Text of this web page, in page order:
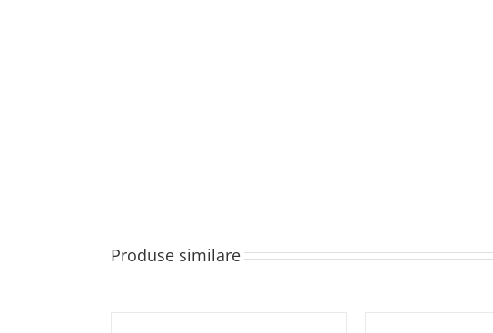
Produse similare